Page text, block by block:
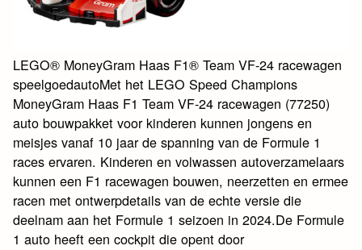
LEGO® MoneyGram Haas F1® Team VF-24 racewagen
speelgoedautoMet het LEGO Speed Champions
MoneyGram Haas F1 Team VF-24 racewagen (77250)
auto bouwpakket voor kinderen kunnen jongens en
meisjes vanaf 10 jaar de spanning van de Formule 1
races ervaren. Kinderen en volwassen autoverzamelaars
kunnen een F1 racewagen bouwen, neerzetten en ermee
racen met ontwerpdetails van de echte versie die
deelnam aan het Formule 1 seizoen in 2024.De Formule
1 auto heeft een cockpit die opent door